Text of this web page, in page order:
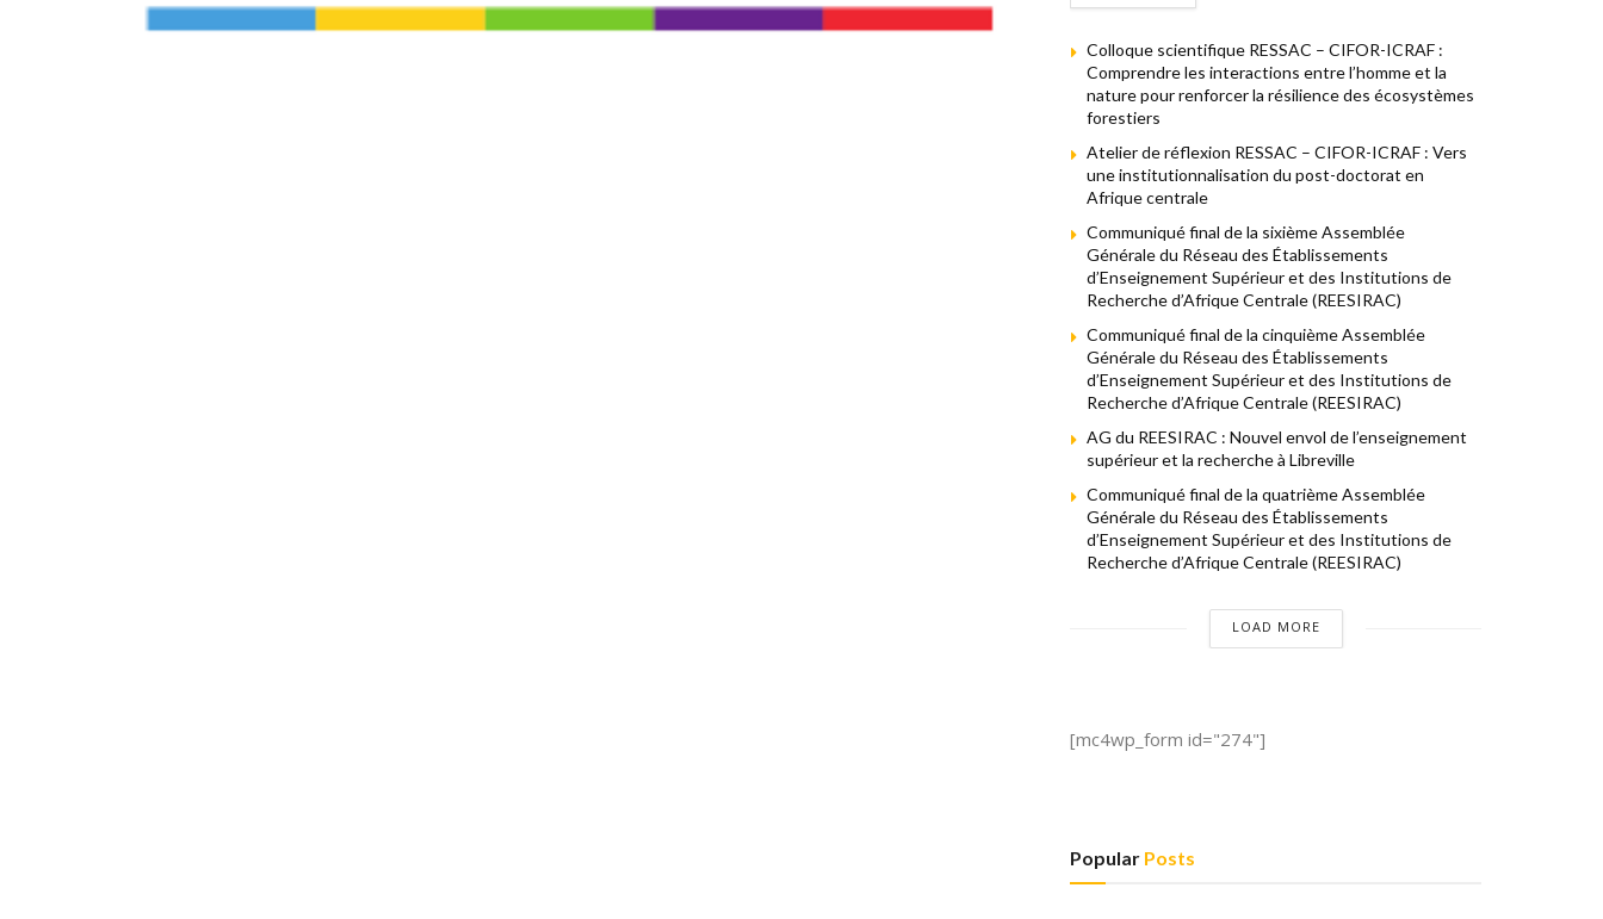
Colloque scientifique RESSAC – CIFOR-ICRAF :
Comprendre les interactions entre l’homme et la
nature pour renforcer la résilience des écosystèmes
forestiers
Atelier de réflexion RESSAC – CIFOR-ICRAF : Vers
une institutionnalisation du post-doctorat en
Afrique centrale
Communiqué final de la sixième Assemblée
Générale du Réseau des Établissements
d’Enseignement Supérieur et des Institutions de
Recherche d’Afrique Centrale (REESIRAC)
Communiqué final de la cinquième Assemblée
Générale du Réseau des Établissements
d’Enseignement Supérieur et des Institutions de
Recherche d’Afrique Centrale (REESIRAC)
AG du REESIRAC : Nouvel envol de l’enseignement
supérieur et la recherche à Libreville
Communiqué final de la quatrième Assemblée
Générale du Réseau des Établissements
d’Enseignement Supérieur et des Institutions de
Recherche d’Afrique Centrale (REESIRAC)
LOAD MORE
[mc4wp_form id="274"]
Popular Posts